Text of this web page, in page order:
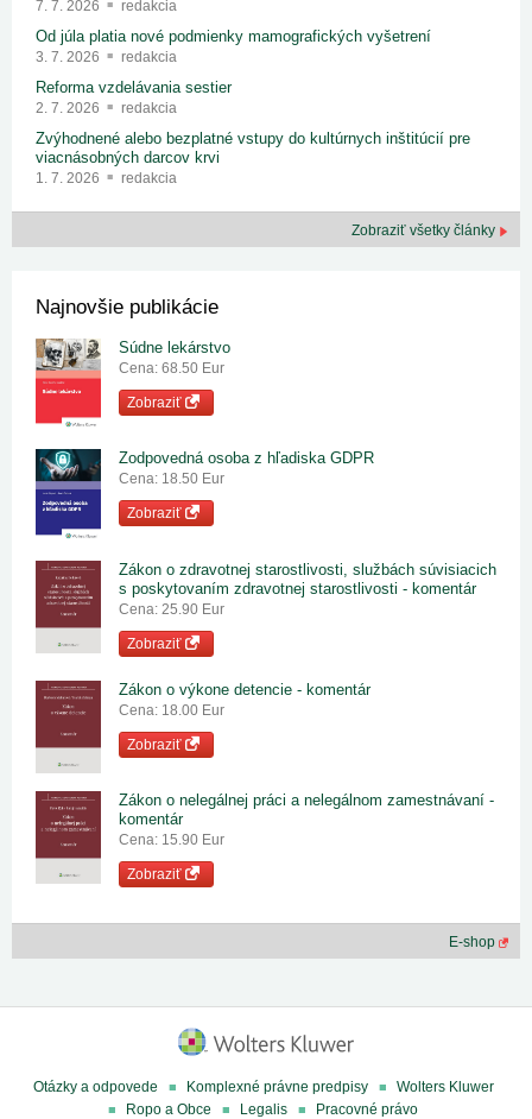
7. 7. 2026 redakcia
Od júla platia nové podmienky mamografických vyšetrení
3. 7. 2026 redakcia
Reforma vzdelávania sestier
2. 7. 2026 redakcia
Zvýhodnené alebo bezplatné vstupy do kultúrnych inštitúcií pre
viacnásobných darcov krvi
1. 7. 2026 redakcia
Zobraziť všetky články
Najnovšie publikácie
Súdne lekárstvo
Cena: 68.50 Eur
Zobraziť
Zodpovedná osoba z hľadiska GDPR
Cena: 18.50 Eur
Zobraziť
Zákon o zdravotnej starostlivosti, službách súvisiacich
s poskytovaním zdravotnej starostlivosti - komentár
Cena: 25.90 Eur
Zobraziť
Zákon o výkone detencie - komentár
Cena: 18.00 Eur
Zobraziť
Zákon o nelegálnej práci a nelegálnom zamestnávaní -
komentár
Cena: 15.90 Eur
Zobraziť
E-shop
Otázky a odpovede Komplexné právne predpisy
Wolters Kluwer
Ropo a Obce
Legalis Pracovné právo